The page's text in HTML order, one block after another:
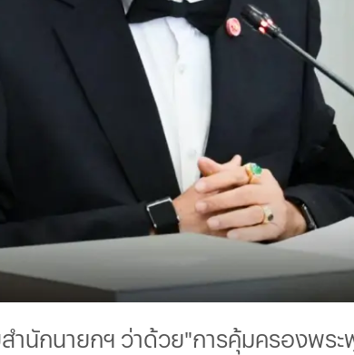
สำนักนายกฯ ว่าด้วย"การคุ้มครองพ